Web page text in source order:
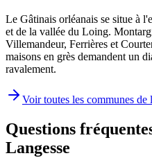
Le Gâtinais orléanais se situe à
et de la vallée du Loing.
Villemandeur, Ferrières et
maisons en grès demandent un
ravalement.
Voir toutes les communes de
Questions
Langesse